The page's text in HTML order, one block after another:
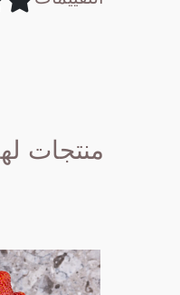
منتجات